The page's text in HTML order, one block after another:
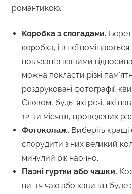
романтикою.
Коробка з спогадами.
коробка, і в неї поміщаються
пов’язані з вашими
можна покласти різні
роздруковані фотографії,
Словом, будь-які речі, які
12-ти місяців, проведених
Фотоколаж. Виберіть кращі
спорудити з них великий
минулий рік наочно.
Парні гуртки або чашки.
пиття чаю або кави він буде